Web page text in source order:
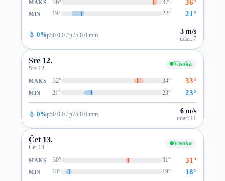
MAKS 36° 37° 36°
MIN 19° 22° 21°
💧 0%p50 0.0 / p75 0.0 mm 3 m/s
udari 7
Sre 12.
Sre 12.
Visoka
MAKS 32° 34° 33°
MIN 21° 23° 23°
💧 0%p50 0.0 / p75 0.0 mm 6 m/s
udari 11
Čet 13.
Čet 13.
Visoka
MAKS 30° 31° 31°
MIN 18° 19° 18°